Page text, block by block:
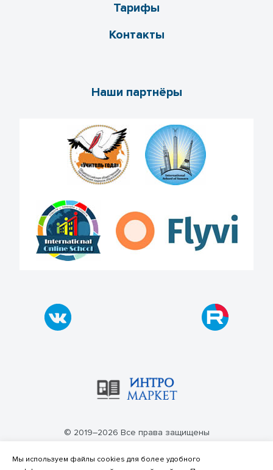
Тарифы
Контакты
Наши партнёры
© 2019–2026 Все права защищены
Политика конфиденциальности
Мы используем файлы cookies для более удобного